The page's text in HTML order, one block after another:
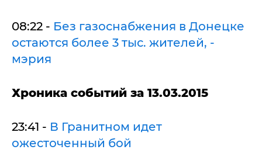
08:22 - Без газоснабжения в Донецке
остаются более 3 тыс. жителей, -
мэрия
Хроника событий за 13.03.2015
23:41 - В Гранитном идет
ожесточенный бой